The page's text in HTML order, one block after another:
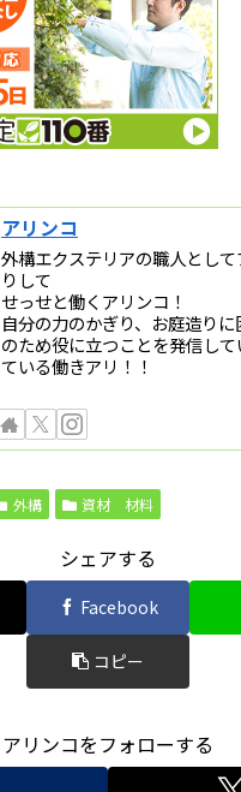
アリンコ
外構エクステリアの職人とし
りして
せっせと働くアリンコ！
自分の力のかぎり、お庭造り
のため役に立つことを発信し
ている働きアリ！！
外構 資材 材料
シェアする
Facebook
コピー
アリンコをフォローする